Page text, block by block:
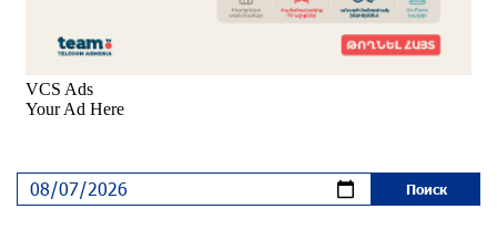
и чего на самом деле ожидает общество?
парламентского бойкота оппозиции - пустая
повестка дня? «Паст»